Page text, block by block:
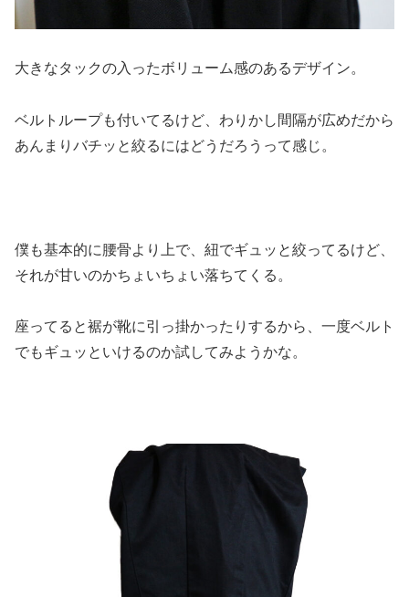
大きなタックの入ったボリューム感のあるデザイン。
ベルトループも付いてるけど、わりかし間隔が広めだから
あんまりバチッと絞るにはどうだろうって感じ。
僕も基本的に腰骨より上で、紐でギュッと絞ってるけど、
それが甘いのかちょいちょい落ちてくる。
座ってると裾が靴に引っ掛かったりするから、一度ベルト
でもギュッといけるのか試してみようかな。